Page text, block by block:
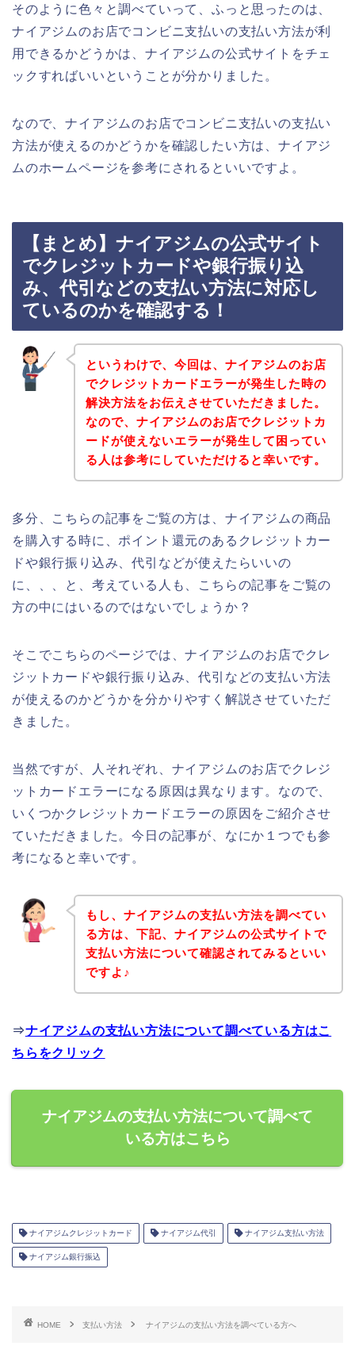
そのように色々と調べていって、ふっと思ったのは、
ナイアジムのお店でコンビニ支払いの支払い方法が利
用できるかどうかは、ナイアジムの公式サイトをチェ
ックすればいいということが分かりました。
なので、ナイアジムのお店でコンビニ支払いの支払い
方法が使えるのかどうかを確認したい方は、ナイアジ
ムのホームページを参考にされるといいですよ。
【まとめ】ナイアジムの公式サイト
でクレジットカードや銀行振り込
み、代引などの支払い方法に対応し
ているのかを確認する！
というわけで、今回は、ナイアジムのお店
でクレジットカードエラーが発生した時の
解決方法をお伝えさせていただきました。
なので、ナイアジムのお店でクレジットカ
ードが使えないエラーが発生して困ってい
る人は参考にしていただけると幸いです。
多分、こちらの記事をご覧の方は、ナイアジムの商品
を購入する時に、ポイント還元のあるクレジットカー
ドや銀行振り込み、代引などが使えたらいいの
に、、、と、考えている人も、こちらの記事をご覧の
方の中にはいるのではないでしょうか？
そこでこちらのページでは、ナイアジムのお店でクレ
ジットカードや銀行振り込み、代引などの支払い方法
が使えるのかどうかを分かりやすく解説させていただ
きました。
当然ですが、人それぞれ、ナイアジムのお店でクレジ
ットカードエラーになる原因は異なります。なので、
いくつかクレジットカードエラーの原因をご紹介させ
ていただきました。今日の記事が、なにか１つでも参
考になると幸いです。
もし、ナイアジムの支払い方法を調べてい
る方は、下記、ナイアジムの公式サイトで
支払い方法について確認されてみるといい
ですよ♪
⇒ナイアジムの支払い方法について調べている方はこ
ちらをクリック
ナイアジムの支払い方法について調べて
いる方はこちら
ナイアジムクレジットカード ナイアジム代引 ナイアジム支払い方法
ナイアジム銀行振込
HOME 支払い方法 ナイアジムの支払い方法を調べている方へ